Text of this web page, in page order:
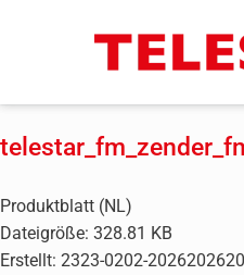
Produktblatt (NL)
Dateigröße: 328.81 KB
Erstellt: 2323-0202-